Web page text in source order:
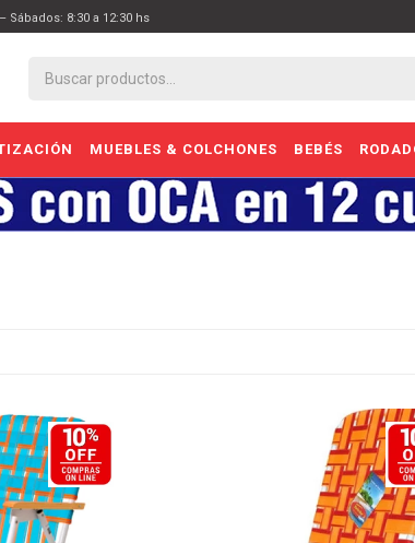
MUEBLES & COLCHONES BEBÉS
Sábados: 8:30 a 12:30 hs